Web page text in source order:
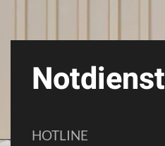
Notdienst
HOTLINE